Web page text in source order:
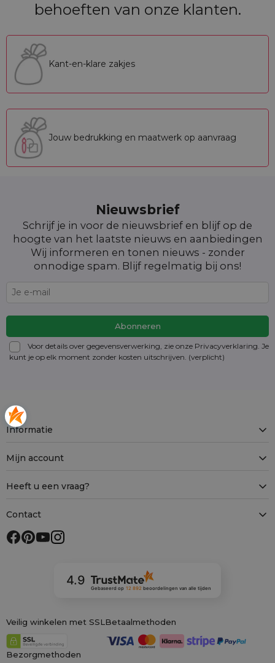
behoeften van onze klanten.
Kant-en-klare zakjes
Jouw bedrukking en maatwerk op aanvraag
Nieuwsbrief
Schrijf je in voor de nieuwsbrief en blijf op de
hoogte van het laatste nieuws en aanbiedingen
Wij informeren en tonen nieuws - zonder
onnodige spam. Blijf regelmatig bij ons!
Voor details over gegevensverwerking, zie onze Privacyverklaring. Je
kunt je op elk moment zonder kosten uitschrijven. (verplicht)
Informatie
Mijn account
Heeft u een vraag?
Contact
4.9
Gebaseerd op 12 892 beoordelingenvan alle tijden
Veilig winkelen met SSL Betaalmethoden
Bezorgmethoden